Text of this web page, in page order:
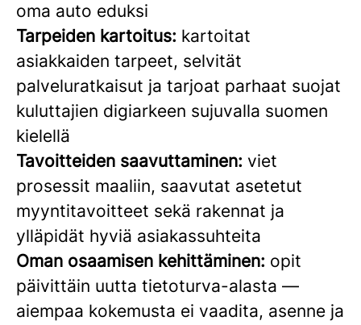
oma auto eduksi
Tarpeiden kartoitus: kartoitat
asiakkaiden tarpeet, selvität
palveluratkaisut ja tarjoat parhaat suojat
kuluttajien digiarkeen sujuvalla suomen
kielellä
Tavoitteiden saavuttaminen: viet
prosessit maaliin, saavutat asetetut
myyntitavoitteet sekä rakennat ja
ylläpidät hyviä asiakassuhteita
Oman osaamisen kehittäminen: opit
päivittäin uutta tietoturva-alasta —
aiempaa kokemusta ei vaadita, asenne ja